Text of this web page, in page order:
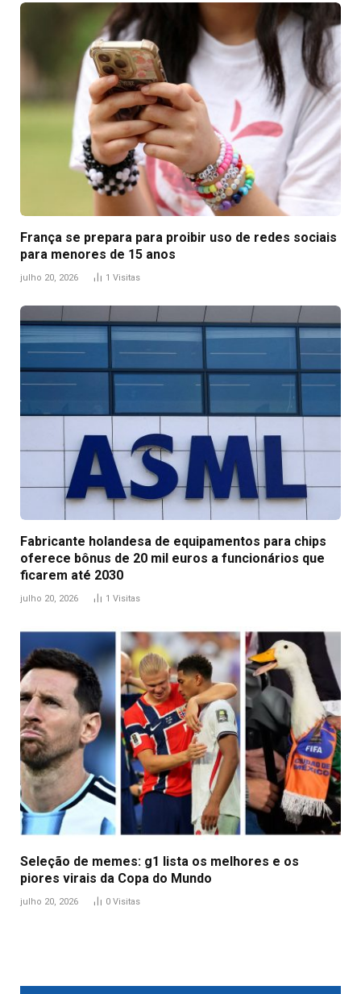
França se prepara para proibir uso de redes sociais
para menores de 15 anos
julho 20, 2026 1 Visitas
Fabricante holandesa de equipamentos para chips
oferece bônus de 20 mil euros a funcionários que
ficarem até 2030
julho 20, 2026 1 Visitas
Seleção de memes: g1 lista os melhores e os
piores virais da Copa do Mundo
julho 20, 2026 0 Visitas